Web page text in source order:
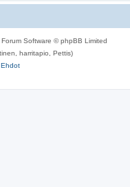
Software © phpBB Limited
harritapio, Pettis)
Ehdot